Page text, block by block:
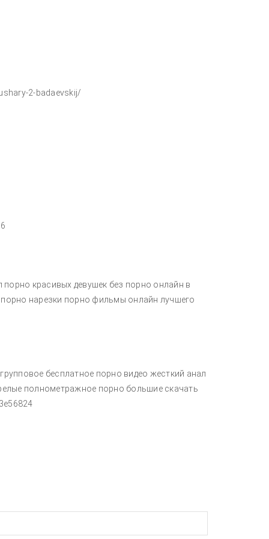
2-badaevskij/
красивых девушек без порно онлайн в
нарезки порно фильмы онлайн лучшего
бесплатное порно видео жесткий анал
полнометражное порно большие скачать